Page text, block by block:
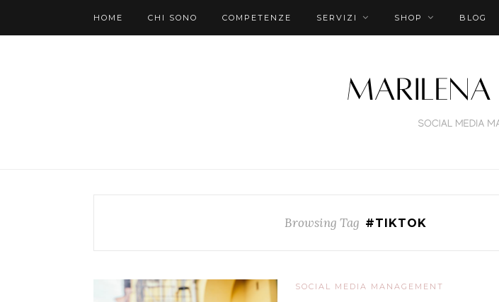
HOME CHI SONO COMPETENZE SERVIZI SHOP BLOG
Browsing Tag #TIKTOK
SOCIAL MEDIA MANAGEMENT